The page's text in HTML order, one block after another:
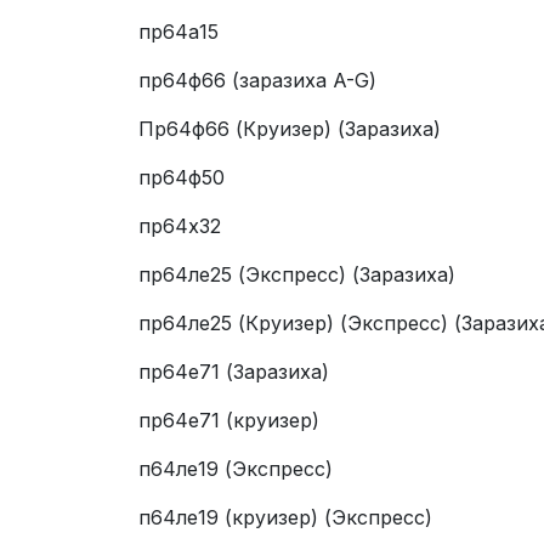
пр64а15
пр64ф66 (заразиха A-G)
Пр64ф66 (Круизер) (Заразиха)
пр64ф50
пр64х32
пр64ле25 (Экспресс) (Заразиха)
пр64ле25 (Круизер) (Экспресс)
пр64е71 (Заразиха)
пр64е71 (круизер)
п64ле19 (Экспресс)
п64ле19 (круизер) (Экспресс)